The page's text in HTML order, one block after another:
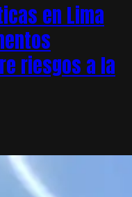
en Lima
riesgos a la